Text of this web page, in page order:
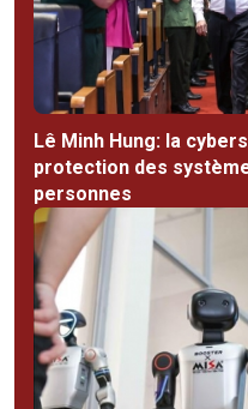
Lê Minh Hung: la
protection des
personnes